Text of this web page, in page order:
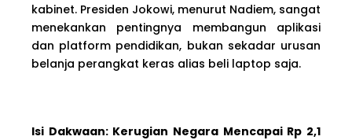
kabinet. Presiden Jokowi, menurut Nadiem, sangat
menekankan pentingnya membangun aplikasi
dan platform pendidikan, bukan sekadar urusan
belanja perangkat keras alias beli laptop saja.
Isi Dakwaan: Kerugian Negara Mencapai Rp 2,1